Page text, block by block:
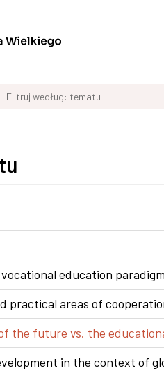
Filtruj według: tematu
education
practical areas of
the future vs. the
in the context of